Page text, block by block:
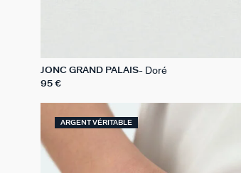
JONC GRAND PALAIS Doré
95 €
ARGENT VÉRITABLE